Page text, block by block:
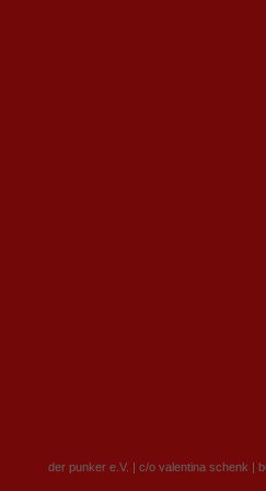
der punker e.V. | c/o valentina schenk |